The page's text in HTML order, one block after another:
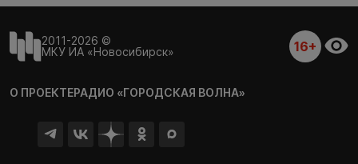
2011-2026 ©
МКУ ИА «Новосибирск»
16+
О ПРОЕКТЕРАДИО «ГОРОДСКАЯ ВОЛНА»